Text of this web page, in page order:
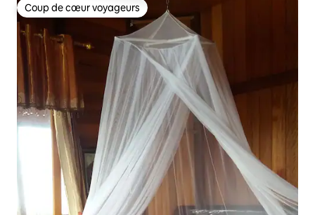
Coup de cœur voyageurs
Coup de cœur voyageurs